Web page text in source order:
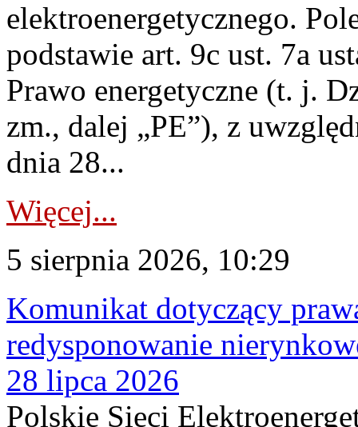
elektroenergetycznego.
podstawie art. 9c ust. 7a
Prawo energetyczne (t. j.
zm., dalej „PE”), z
dnia 28...
Więcej...
5 sierpnia 2026, 10:29
Komunikat dotyczący
redysponowanie
28 lipca 2026
Polskie Sieci